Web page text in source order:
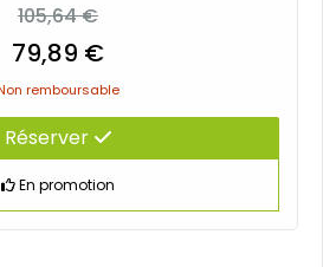
105,64 €
79,89 €
remboursable
Réserver
En promotion